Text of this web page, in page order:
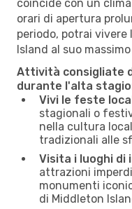
coincide con un
orari di apertura
periodo, potrai
Island al suo
Attività consigliate
durante l'alta
Vivi le feste
stagionali o
nella cultura
tradizionali alle
Visita i luoghi di
attrazioni
monumenti
di Middleton